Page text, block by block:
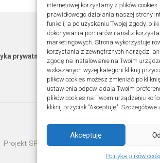
internetowej korzystamy z plików
prawidłowego działania naszej strony
funkcji, a po uzyskaniu Twojej zgody,
dokonywania pomiarów i analiz
marketingowych. Strona wykorzystuje
korzystania z zewnętrznych narzędzi
zgodę na instalowanie na Twoim
wskazanych wyżej kategorii kliknij
plików cookies możesz zmieniać po
ustawienia odpowiadają Twoim
plików cookies na Twoim urządzeniu
kliknij przycisk "Akceptuję".
Akceptuję
Polityka plików
prywatności
Projekt SPOZ © 2026. All Rights Reserved.